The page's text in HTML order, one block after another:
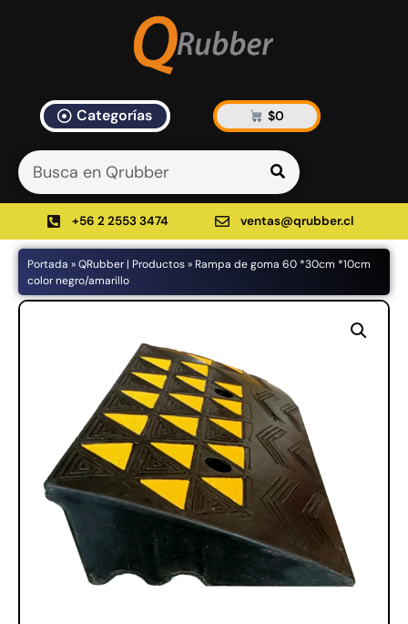
Categorías $0
+56 2 2553 3474 ventas@qrubber.cl
Portada »QRubber | Productos» Rampa de goma 60 *30cm *10cm
color negro/amarillo
Artículos Blog
535 results found in 10ms
Filtrar
Productos
Rampa Móvil Hidráulica
carga 10ton
$22.711.412
11.790.000
Juego Modular 35
QplayGround
$5.926.486
Leer más